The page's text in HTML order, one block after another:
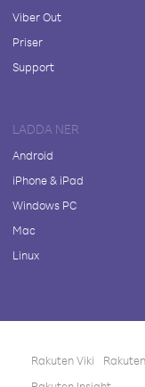
Viber Out
Priser
Support
LADDA NER
Android
iPhone & iPad
Windows PC
Mac
Linux
Rakuten Viki